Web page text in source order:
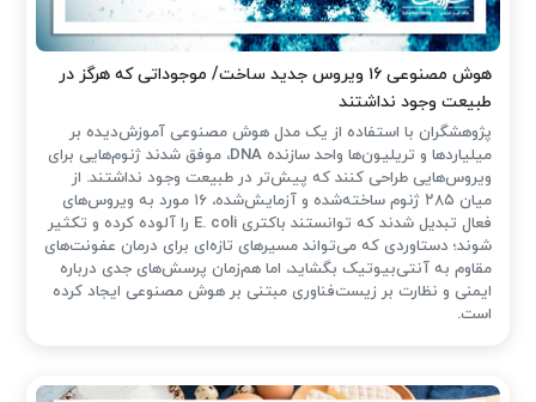
هوش مصنوعی ۱۶ ویروس جدید ساخت/ موجوداتی که هرگز در
طبیعت وجود نداشتند
پژوهشگران با استفاده از یک مدل هوش مصنوعی آموزش‌دیده بر
میلیاردها و تریلیون‌ها واحد سازنده DNA، موفق شدند ژنوم‌هایی برای
ویروس‌هایی طراحی کنند که پیش‌تر در طبیعت وجود نداشتند. از
میان ۲۸۵ ژنوم ساخته‌شده و آزمایش‌شده، ۱۶ مورد به ویروس‌های
فعال تبدیل شدند که توانستند باکتری E. coli را آلوده کرده و تکثیر
شوند؛ دستاوردی که می‌تواند مسیرهای تازه‌ای برای درمان عفونت‌های
مقاوم به آنتی‌بیوتیک بگشاید، اما هم‌زمان پرسش‌های جدی درباره
ایمنی و نظارت بر زیست‌فناوری مبتنی بر هوش مصنوعی ایجاد کرده
است.